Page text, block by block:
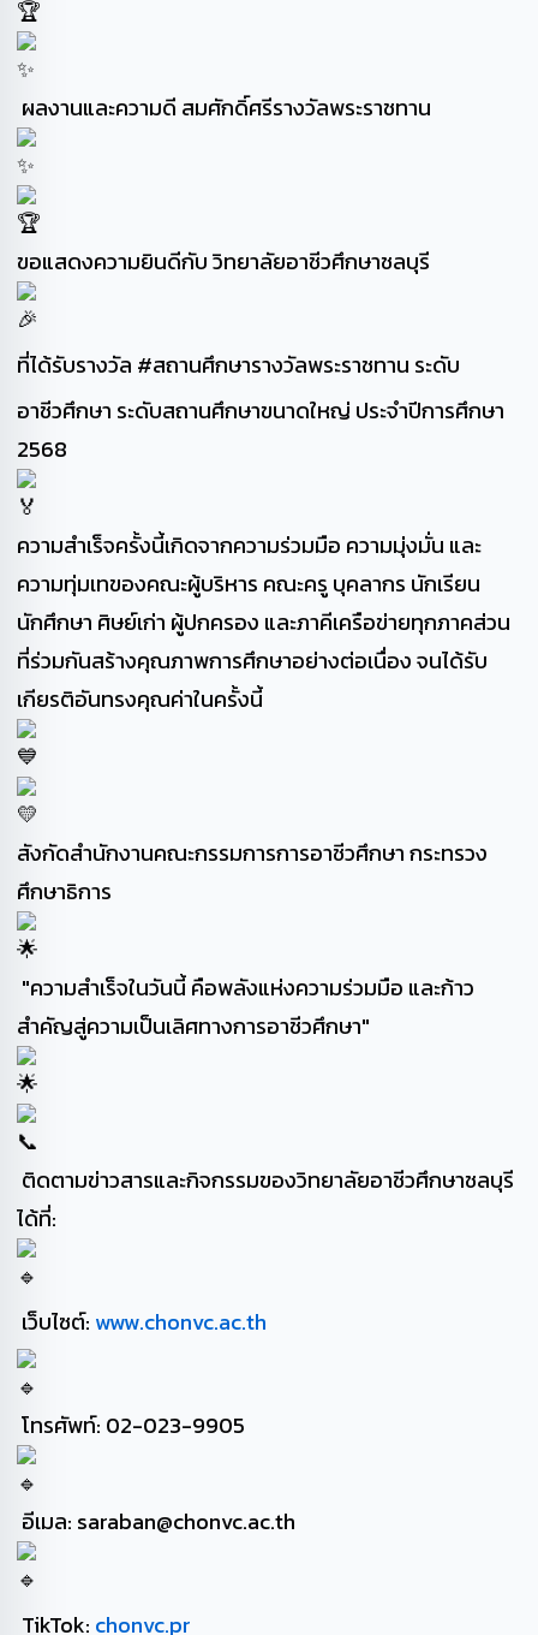
ผลงานและความดี สมศักดิ์ศรีรางวัลพระราชทาน
ขอแสดงความยินดีกับ วิทยาลัยอาชีวศึกษาชลบุรี
ที่ได้รับรางวัล #สถานศึกษารางวัลพระราชทาน ระดับ
อาชีวศึกษา ระดับสถานศึกษาขนาดใหญ่ ประจำปีการศึกษา
2568
ความสำเร็จครั้งนี้เกิดจากความร่วมมือ ความมุ่งมั่น และ
ความทุ่มเทของคณะผู้บริหาร คณะครู บุคลากร นักเรียน
นักศึกษา ศิษย์เก่า ผู้ปกครอง และภาคีเครือข่ายทุกภาคส่วน
ที่ร่วมกันสร้างคุณภาพการศึกษาอย่างต่อเนื่อง จนได้รับ
เกียรติอันทรงคุณค่าในครั้งนี้
สังกัดสำนักงานคณะกรรมการการอาชีวศึกษา กระทรวง
ศึกษาธิการ
"ความสำเร็จในวันนี้ คือพลังแห่งความร่วมมือ และก้าว
สำคัญสู่ความเป็นเลิศทางการอาชีวศึกษา"
ติดตามข่าวสารและกิจกรรมของวิทยาลัยอาชีวศึกษาชลบุรี
ได้ที่:
เว็บไซต์: www.chonvc.ac.th
โทรศัพท์: 02-023-9905
อีเมล: saraban@chonvc.ac.th
TikTok: chonvc.pr